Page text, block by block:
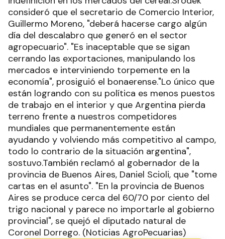
consideró que el secretario de Comercio Interior,
Guillermo Moreno, "deberá hacerse cargo algún
día del descalabro que generó en el sector
agropecuario". "Es inaceptable que se sigan
cerrando las exportaciones, manipulando los
mercados e interviniendo torpemente en la
economía", prosiguió el bonaerense."Lo único que
están logrando con su política es menos puestos
de trabajo en el interior y que Argentina pierda
terreno frente a nuestros competidores
mundiales que permanentemente están
ayudando y volviendo más competitivo al campo,
todo lo contrario de la situación argentina",
sostuvo.También reclamó al gobernador de la
provincia de Buenos Aires, Daniel Scioli, que "tome
cartas en el asunto". "En la provincia de Buenos
Aires se produce cerca del 60/70 por ciento del
trigo nacional y parece no importarle al gobierno
provincial", se quejó el diputado natural de
Coronel Dorrego. (Noticias AgroPecuarias)